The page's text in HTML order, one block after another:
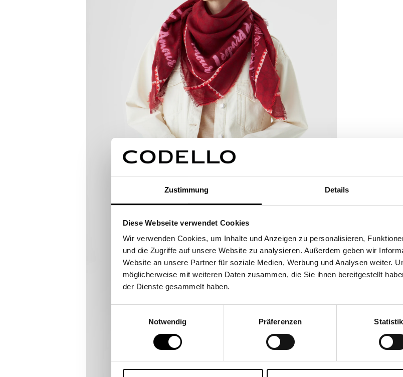
Zustimmung Details
Diese Webseite verwendet Cookies
Wir verwenden Cookies, um Inhalte und Anzeigen zu personalisieren,
und die Zugriffe auf unsere Website zu analysieren. Außerdem geben wir
Website an unsere Partner für soziale Medien, Werbung und Analysen weiter.
möglicherweise mit weiteren Daten zusammen, die Sie ihnen bereitgestellt
der Dienste gesammelt haben.
Notwendig
Präferenzen